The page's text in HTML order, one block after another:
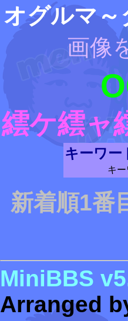
オグルマ
画像
繧ケ繧ャ
キーワー
キ
新着順1
MiniBBS
Arranged